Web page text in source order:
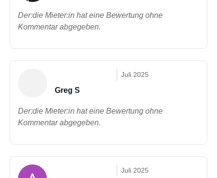
Der:die Mieter:in hat eine Bewertung ohne
Kommentar abgegeben.
Juli 2025
Greg S
Der:die Mieter:in hat eine Bewertung ohne
Kommentar abgegeben.
Juli 2025